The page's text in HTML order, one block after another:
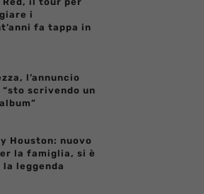
i
fa tappa in
l’annuncio
scrivendo un
Houston: nuovo
la famiglia, si è
la leggenda